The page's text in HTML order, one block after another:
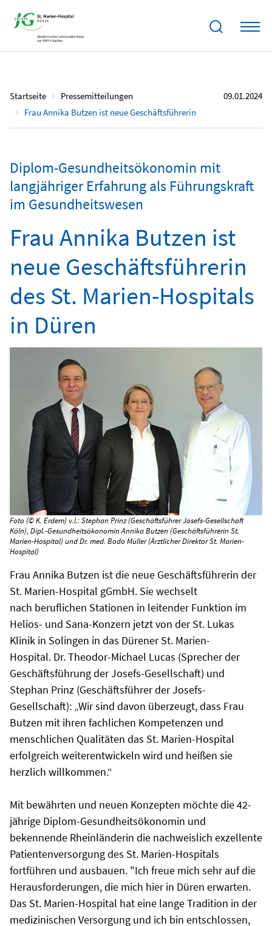
Startseite
Pressemitteilungen
Frau Annika Butzen ist neue Geschäftsführerin
09.01.2024
Diplom-Gesundheitsökonomin mit
langjähriger Erfahrung als Führungskraft
im Gesundheitswesen
Frau Annika Butzen ist
neue Geschäftsführerin
des St. Marien-Hospitals
in Düren
Foto (© K. Erdem) v.l.: Stephan Prinz (Geschäftsführer Josefs-Gesellschaft
Köln), Dipl.-Gesundheitsökonomin Annika Butzen (Geschäftsführerin St.
Marien-Hospital) und Dr. med. Bodo Müller (Ärztlicher Direktor St. Marien-
Hospital)
Frau Annika Butzen ist die neue Geschäftsführerin der
St. Marien-Hospital gGmbH. Sie wechselt
nach beruflichen Stationen in leitender Funktion im
Helios- und Sana-Konzern jetzt von der St. Lukas
Klinik in Solingen in das Dürener St. Marien-
Hospital. Dr. Theodor-Michael Lucas (Sprecher der
Geschäftsführung der Josefs-Gesellschaft) und
Stephan Prinz (Geschäftsführer der Josefs-
Gesellschaft): „Wir sind davon überzeugt, dass Frau
Butzen mit ihren fachlichen Kompetenzen und
menschlichen Qualitäten das St. Marien-Hospital
erfolgreich weiterentwickeln wird und heißen sie
herzlich willkommen.“
Mit bewährten und neuen Konzepten möchte die 42-
jährige Diplom-Gesundheitsökonomin und
bekennende Rheinländerin die nachweislich exzellente
Patientenversorgung des St. Marien-Hospitals
fortführen und ausbauen. "Ich freue mich sehr auf die
Herausforderungen, die mich hier in Düren erwarten.
Das St. Marien-Hospital hat eine lange Tradition in der
medizinischen Versorgung und ich bin entschlossen,